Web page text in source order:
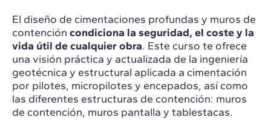
El diseño de cimentaciones profundas y muros de
contención condiciona la seguridad, el coste y la
vida útil de cualquier obra. Este curso te ofrece
una visión práctica y actualizada de la ingeniería
geotécnica y estructural aplicada a cimentación
por pilotes, micropilotes y encepados, así como
las diferentes estructuras de contención: muros
de contención, muros pantalla y tablestacas.